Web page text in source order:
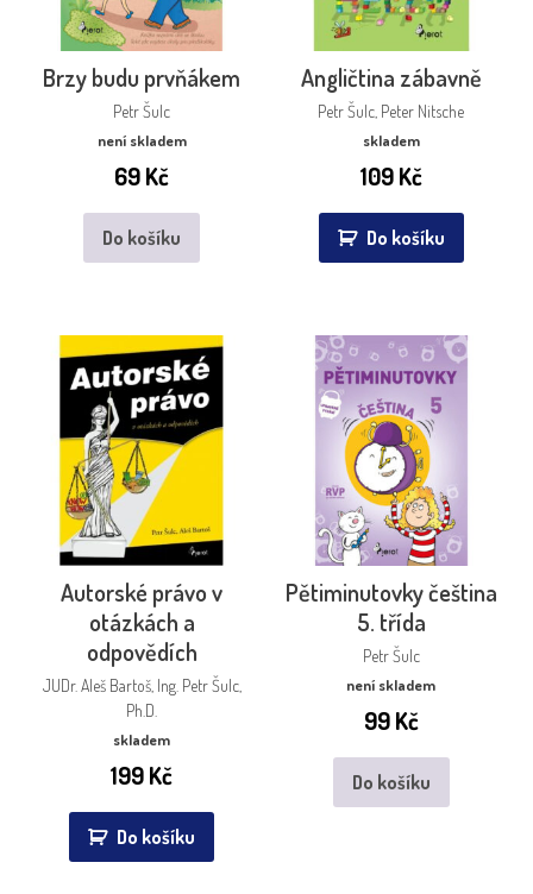
Brzy budu prvňákem
Petr Šulc
není skladem
69Kč
Do košíku
Angličtina zábavně
Petr Šulc, Peter Nitsche
skladem
109Kč
Do košíku
Autorské právo v
otázkách a
odpovědích
JUDr. Aleš Bartoš, Ing. Petr Šulc,
Ph.D.
skladem
199Kč
Do košíku
Pětiminutovky čeština
5. třída
Petr Šulc
není skladem
99Kč
Do košíku